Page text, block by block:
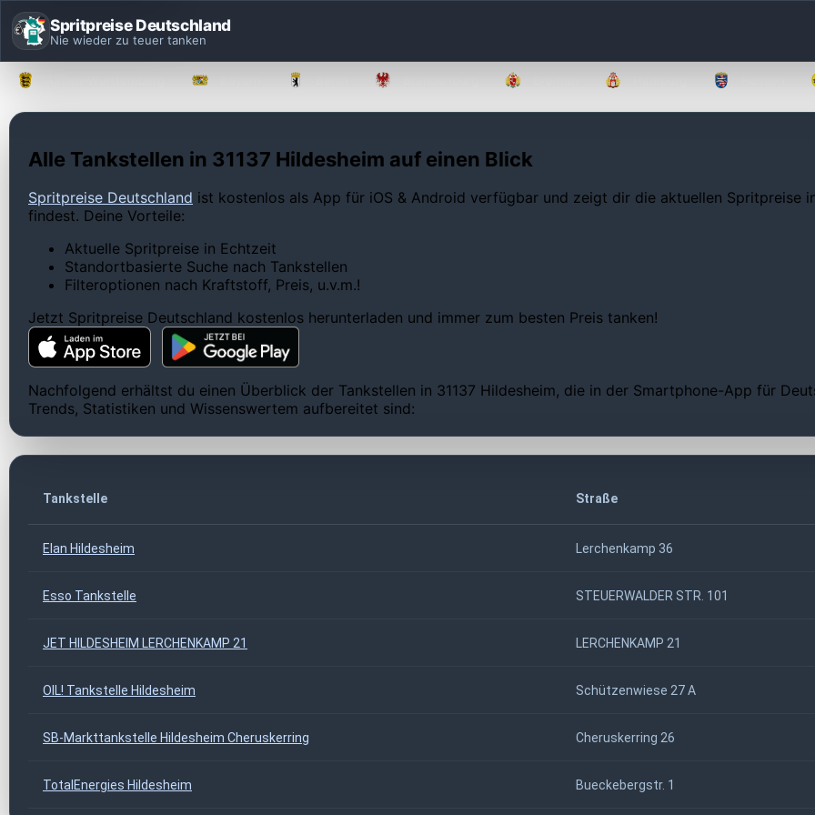
Spritpreise Deutschland
Nie wieder zu teuer tanken
Alle Tankstellen in 31137 Hildesheim auf einen Blick
Spritpreise Deutschland ist kostenlos als App für iOS & Android verfügbar und zeigt dir die aktuellen Spritpreise
findest. Deine Vorteile:
Aktuelle Spritpreise in Echtzeit
Standortbasierte Suche nach Tankstellen
Filteroptionen nach Kraftstoff, Preis, u.v.m.!
Jetzt Spritpreise Deutschland kostenlos herunterladen und immer zum besten Preis tanken!
Nachfolgend erhältst du einen Überblick der Tankstellen in 31137 Hildesheim, die in der Smartphone-App für
Trends, Statistiken und Wissenswertem aufbereitet sind:
Tankstelle Straße
Elan Hildesheim Lerchenkamp 36
Esso Tankstelle STEUERWALDER STR. 101
JET HILDESHEIM LERCHENKAMP 21 LERCHENKAMP 21
OIL! Tankstelle Hildesheim Schützenwiese 27 A
SB-Markttankstelle Hildesheim Cheruskerring Cheruskerring 26
TotalEnergies Hildesheim Bueckebergstr. 1